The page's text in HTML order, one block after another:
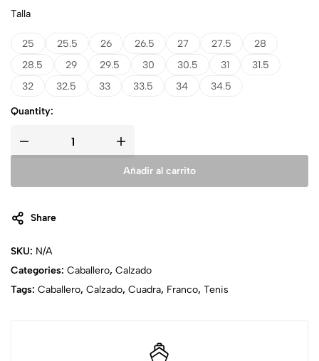
Talla
25 25.5 26 26.5 27 27.5
28
28.5
29 29.5 30 30.5 31
31.5
32
32.5 33 33.5 34 34.5
Quantity:
Añadir al carrito
Share
SKU: N/A
Categories: Caballero, Calzado
Tags: Caballero, Calzado, Cuadra, Franco, Tenis